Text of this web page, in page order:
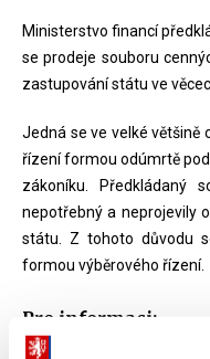
Ministerstvo financí
se prodeje souboru
zastupování státu ve
Jedná se ve velké většině
řízení formou odúmrtě
zákoníku. Předkládaný
nepotřebný a neprojevily
státu. Z tohoto důvodu
formou výběrového řízení.
Pro informaci: